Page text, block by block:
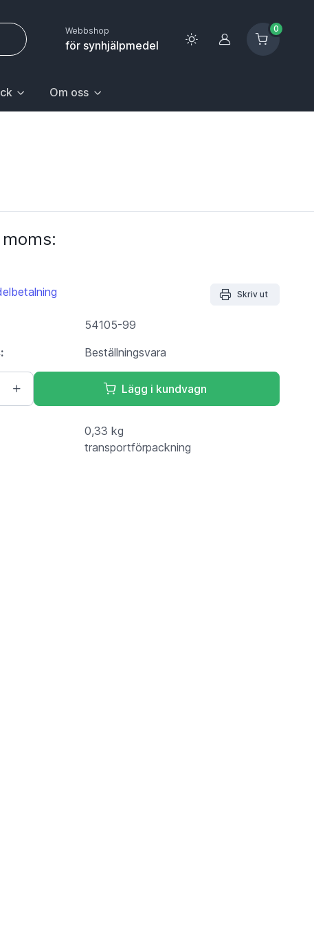
Webbshop
för synhjälpmedel Logga in
0
sida.
första posten: Gå till sida.
Hem & hushåll, välj första posten: Gå till sida.
med undermeny. För att gå till sidan Upptäck, välj första
Om oss
Huvudrubrik med undermeny. För att gå till sidan Om
Skriv ut
54105-99
Beställningsvara
Lägg i kundvagn
0,33 kg
transportförpackning